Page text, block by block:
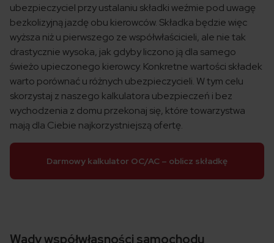
ubezpieczyciel przy ustalaniu składki weźmie pod uwagę
bezkolizyjną jazdę obu kierowców. Składka będzie więc
wyższa niż u pierwszego ze współwłaścicieli, ale nie tak
drastycznie wysoka, jak gdyby liczono ją dla samego
świeżo upieczonego kierowcy. Konkretne wartości składek
warto porównać u różnych ubezpieczycieli. W tym celu
skorzystaj z naszego kalkulatora ubezpieczeń i bez
wychodzenia z domu przekonaj się, które towarzystwa
mają dla Ciebie najkorzystniejszą ofertę.
Darmowy kalkulator OC/AC – oblicz składkę
Wady współwłasności samochodu